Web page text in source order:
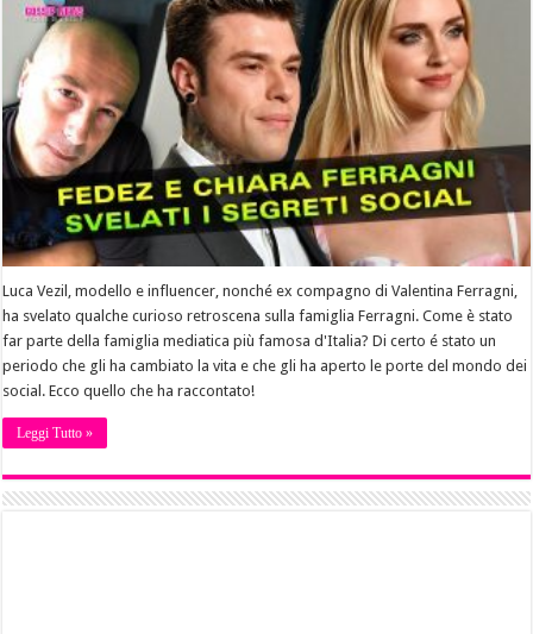
Luca Vezil, modello e influencer, nonché ex compagno di Valentina Ferragni,
ha svelato qualche curioso retroscena sulla famiglia Ferragni. Come è stato
far parte della famiglia mediatica più famosa d'Italia? Di certo é stato un
periodo che gli ha cambiato la vita e che gli ha aperto le porte del mondo dei
social. Ecco quello che ha raccontato!
Leggi Tutto »